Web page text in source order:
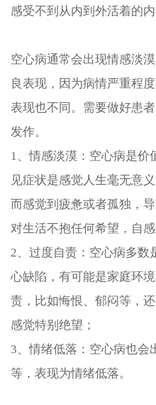
感受不到从内到外活着的内
空心病通常会出现情感淡
良表现，因为病情严重程
表现也不同。需要做好患
发作。
1、情感淡漠：空心病是价
见症状是感觉人生毫无意
而感觉到疲惫或者孤独，
对生活不抱任何希望，自感
2、过度自责：空心病多数
心缺陷，有可能是家庭环
责，比如悔恨、郁闷等，
感觉特别绝望；
3、情绪低落：空心病也会
等，表现为情绪低落。